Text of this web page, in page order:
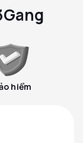
hiểm